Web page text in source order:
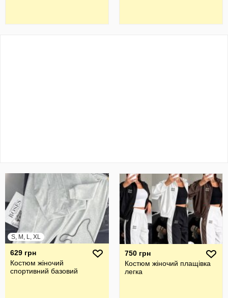
S, M, L, XL
629 грн
Костюм жіночий
спортивний базовий
750 грн
Костюм жіночий плащівка
легка